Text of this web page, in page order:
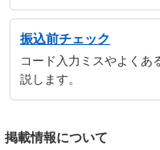
振込前チェック
コード入力ミスやよくあ
説します。
掲載情報について